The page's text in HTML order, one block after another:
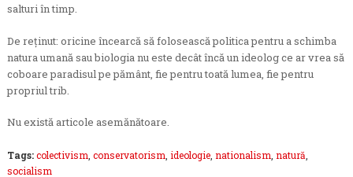
salturi în timp.
De reținut: oricine încearcă să folosească politica pentru a schimba
natura umană sau biologia nu este decât încă un ideolog ce ar vrea să
coboare paradisul pe pământ, fie pentru toată lumea, fie pentru
propriul trib.
Nu există articole asemănătoare.
Tags:colectivism conservatorism ideologie, nationalism natură
socialism